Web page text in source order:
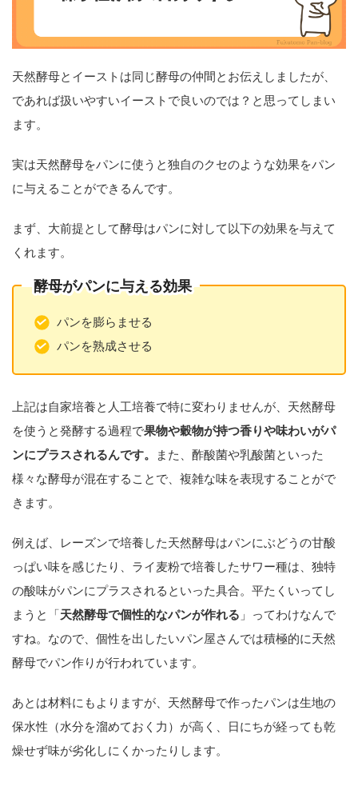
天然酵母とイーストは同じ酵母の仲間とお伝えしましたが、
であれば扱いやすいイーストで良いのでは？と思ってしまい
ます。
実は天然酵母をパンに使うと独自のクセのような効果をパン
に与えることができるんです。
まず、大前提として酵母はパンに対して以下の効果を与えて
くれます。
酵母がパンに与える効果
パンを膨らませる
パンを熟成させる
上記は自家培養と人工培養で特に変わりませんが、天然酵母
を使うと発酵する過程で果物や穀物が持つ香りや味わいがパ
ンにプラスされるんです。
また、酢酸菌や乳酸菌といった
様々な酵母が混在することで、複雑な味を表現することがで
きます。
例えば、レーズンで培養した天然酵母はパンにぶどうの甘酸
っぱい味を感じたり、ライ麦粉で培養したサワー種は、独特
の酸味がパンにプラスされるといった具合。平たくいってし
まうと「天然酵母で個性的なパンが作れる 」ってわけなんで
すね。なので、個性を出したいパン屋さんでは積極的に天然
酵母でパン作りが行われています。
あとは材料にもよりますが、天然酵母で作ったパンは生地の
保水性（水分を溜めておく力）が高く、日にちが経っても乾
燥せず味が劣化しにくかったりします。